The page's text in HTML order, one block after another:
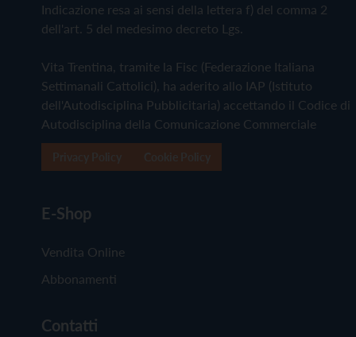
Indicazione resa ai sensi della lettera f) del comma 2
dell'art. 5 del medesimo decreto Lgs.
Vita Trentina, tramite la Fisc (Federazione Italiana
Settimanali Cattolici), ha aderito allo IAP (Istituto
dell'Autodisciplina Pubblicitaria) accettando il Codice di
Autodisciplina della Comunicazione Commerciale
E-Shop
Vendita Online
Abbonamenti
Contatti